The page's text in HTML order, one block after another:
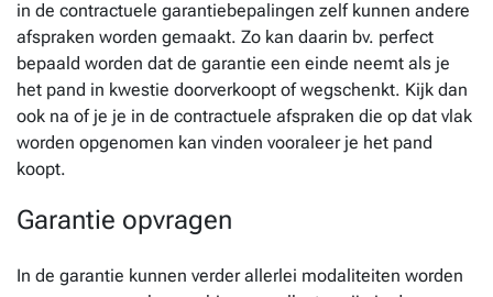
in de contractuele garantiebepalingen zelf kunnen andere
afspraken worden gemaakt. Zo kan daarin bv. perfect
bepaald worden dat de garantie een einde neemt als je
het pand in kwestie doorverkoopt of wegschenkt. Kijk dan
ook na of je je in de contractuele afspraken die op dat vlak
worden opgenomen kan vinden vooraleer je het pand
koopt.
Garantie opvragen
In de garantie kunnen verder allerlei modaliteiten worden